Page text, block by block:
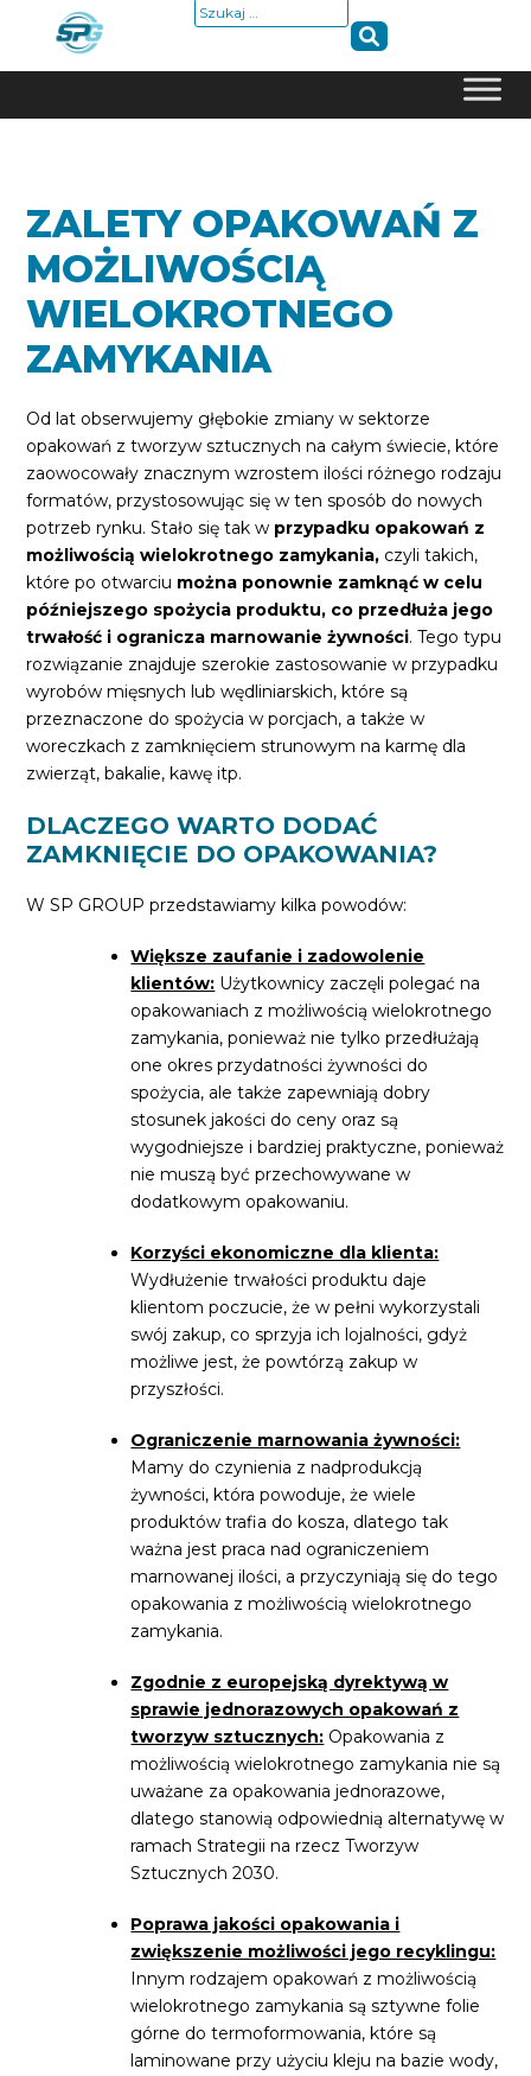
Szukaj:
ZALETY OPAKOWAŃ Z
MOŻLIWOŚCIĄ
WIELOKROTNEGO
ZAMYKANIA
Od lat obserwujemy głębokie zmiany w sektorze
opakowań z tworzyw sztucznych na całym świecie, które
zaowocowały znacznym wzrostem ilości różnego rodzaju
formatów, przystosowując się w ten sposób do nowych
potrzeb rynku. Stało się tak w przypadku opakowań z
możliwością wielokrotnego zamykania, czyli takich,
które po otwarciu można ponownie zamknąć w celu
późniejszego spożycia produktu, co przedłuża jego
trwałość i ogranicza marnowanie żywności. Tego typu
rozwiązanie znajduje szerokie zastosowanie w przypadku
wyrobów mięsnych lub wędliniarskich, które są
przeznaczone do spożycia w porcjach, a także w
woreczkach z zamknięciem strunowym na karmę dla
zwierząt, bakalie, kawę itp.
DLACZEGO WARTO DODAĆ
ZAMKNIĘCIE DO OPAKOWANIA?
W SP GROUP przedstawiamy kilka powodów:
Większe zaufanie i zadowolenie
klientów: Użytkownicy zaczęli polegać na
opakowaniach z możliwością wielokrotnego
zamykania, ponieważ nie tylko przedłużają
one okres przydatności żywności do
spożycia, ale także zapewniają dobry
stosunek jakości do ceny oraz są
wygodniejsze i bardziej praktyczne, ponieważ
nie muszą być przechowywane w
dodatkowym opakowaniu.
Korzyści ekonomiczne dla klienta:
Wydłużenie trwałości produktu daje
klientom poczucie, że w pełni wykorzystali
swój zakup, co sprzyja ich lojalności, gdyż
możliwe jest, że powtórzą zakup w
przyszłości.
Ograniczenie marnowania żywności:
Mamy do czynienia z nadprodukcją
żywności, która powoduje, że wiele
produktów trafia do kosza, dlatego tak
ważna jest praca nad ograniczeniem
marnowanej ilości, a przyczyniają się do tego
opakowania z możliwością wielokrotnego
zamykania.
Zgodnie z europejską dyrektywą w
sprawie jednorazowych opakowań z
tworzyw sztucznych: Opakowania z
możliwością wielokrotnego zamykania nie są
uważane za opakowania jednorazowe,
dlatego stanowią odpowiednią alternatywę w
ramach Strategii na rzecz Tworzyw
Sztucznych 2030.
Poprawa jakości opakowania i
zwiększenie możliwości jego recyklingu:
Innym rodzajem opakowań z możliwością
wielokrotnego zamykania są sztywne folie
górne do termoformowania, które są
laminowane przy użyciu kleju na bazie wody,